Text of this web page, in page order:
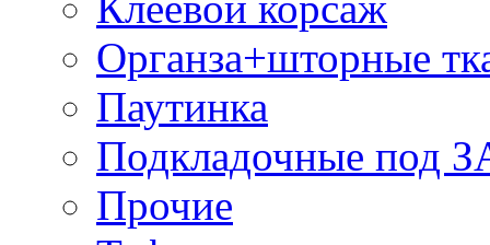
Органза+шторные
Паутинка
Подкладочные под
Прочие